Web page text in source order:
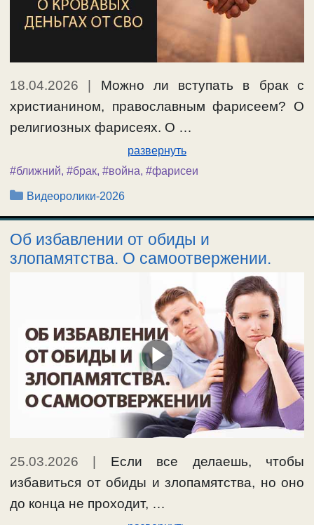
18.04.2026
Можно ли вступать в брак с
христианином, православным фарисеем? О
религиозных фарисеях. О …
развернуть
#ближний, #брак, #война, #фарисеи
Рубрики
Видеоролики-2026
Об избавлении от обиды и
злопамятства. О самоотвержении.
25.03.2026 | Если все делаешь, чтобы
избавиться от обиды и злопамятства, но оно
до конца не проходит, …